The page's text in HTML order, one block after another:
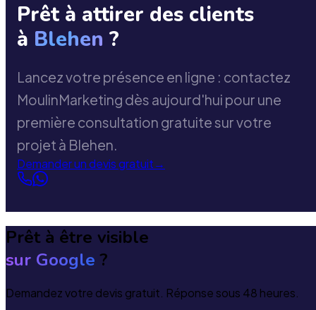
Prêt à attirer des clients
à Blehen ?
Lancez votre présence en ligne : contactez
MoulinMarketing dès aujourd'hui pour une
première consultation gratuite sur votre
projet à Blehen.
Demander un devis gratuit→
Prêt à être visible
sur Google ?
Demandez votre devis gratuit. Réponse sous 48 heures.